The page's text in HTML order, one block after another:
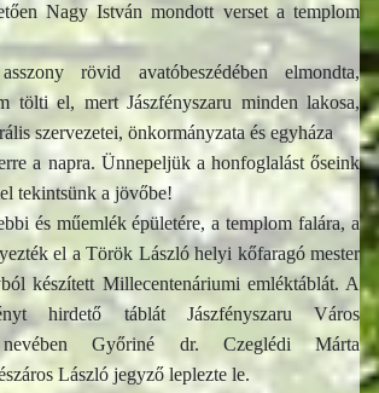
Nagy István mondott verset a templom
rövid avatóbeszédében elmondta,
tölti el, mert Jászfényszaru minden lakosa,
szervezetei, önkormányzata és egyháza
a napra. Ünnepeljük a honfoglalást őseink
tekintsünk a jövőbe!
és műemlék épületére, a templom falára, a
el a Török László helyi kőfaragó mester
készített Millecentenáriumi emléktáblát. A
hirdető táblát Jászfényszaru Város
nevében Győriné dr. Czeglédi Márta
László jegyző leplezte le.